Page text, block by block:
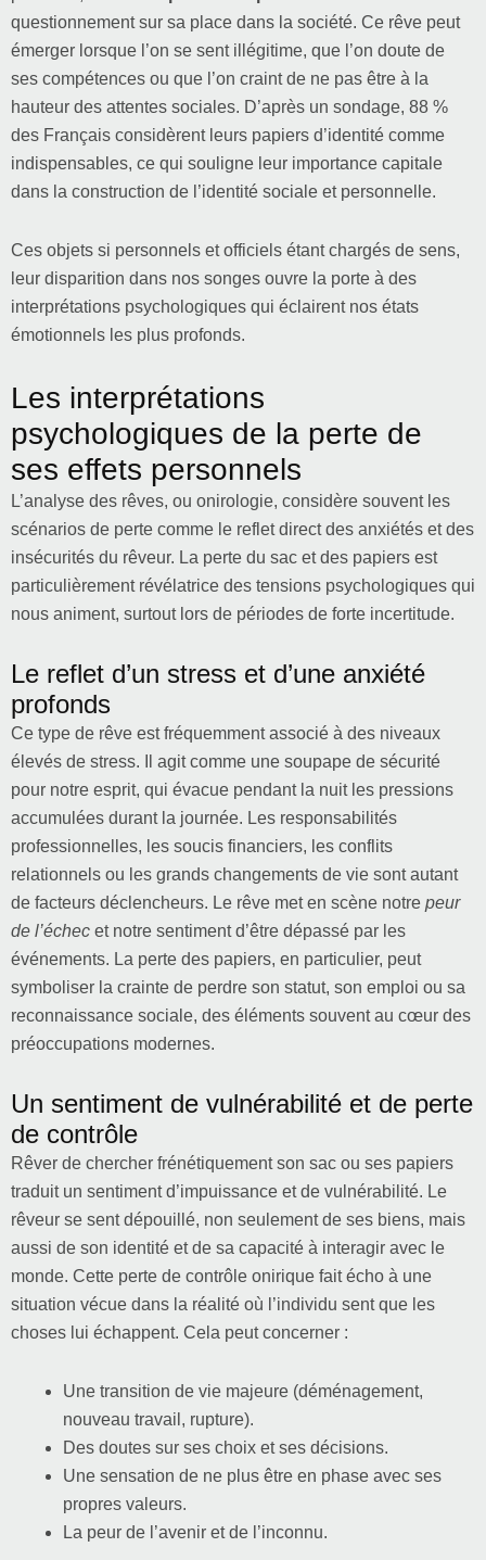
questionnement sur sa place dans la société. Ce rêve peut
émerger lorsque l’on se sent illégitime, que l’on doute de
ses compétences ou que l’on craint de ne pas être à la
hauteur des attentes sociales. D’après un sondage, 88 %
des Français considèrent leurs papiers d’identité comme
indispensables, ce qui souligne leur importance capitale
dans la construction de l’identité sociale et personnelle.
Ces objets si personnels et officiels étant chargés de sens,
leur disparition dans nos songes ouvre la porte à des
interprétations psychologiques qui éclairent nos états
émotionnels les plus profonds.
Les interprétations
psychologiques de la perte de
ses effets personnels
L’analyse des rêves, ou onirologie, considère souvent les
scénarios de perte comme le reflet direct des anxiétés et des
insécurités du rêveur. La perte du sac et des papiers est
particulièrement révélatrice des tensions psychologiques qui
nous animent, surtout lors de périodes de forte incertitude.
Le reflet d’un stress et d’une anxiété
profonds
Ce type de rêve est fréquemment associé à des niveaux
élevés de stress. Il agit comme une soupape de sécurité
pour notre esprit, qui évacue pendant la nuit les pressions
accumulées durant la journée. Les responsabilités
professionnelles, les soucis financiers, les conflits
relationnels ou les grands changements de vie sont autant
de facteurs déclencheurs. Le rêve met en scène notre peur
de l’échec et notre sentiment d’être dépassé par les
événements. La perte des papiers, en particulier, peut
symboliser la crainte de perdre son statut, son emploi ou sa
reconnaissance sociale, des éléments souvent au cœur des
préoccupations modernes.
Un sentiment de vulnérabilité et de perte
de contrôle
Rêver de chercher frénétiquement son sac ou ses papiers
traduit un sentiment d’impuissance et de vulnérabilité. Le
rêveur se sent dépouillé, non seulement de ses biens, mais
aussi de son identité et de sa capacité à interagir avec le
monde. Cette perte de contrôle onirique fait écho à une
situation vécue dans la réalité où l’individu sent que les
choses lui échappent. Cela peut concerner :
Une transition de vie majeure (déménagement,
nouveau travail, rupture).
Des doutes sur ses choix et ses décisions.
Une sensation de ne plus être en phase avec ses
propres valeurs.
La peur de l’avenir et de l’inconnu.